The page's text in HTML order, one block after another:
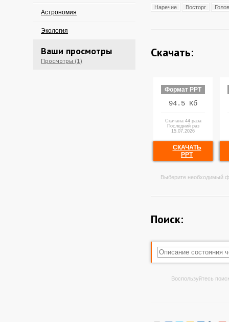
Астрономия
Экология
Ваши просмотры
Просмотры (1)
Наречие
Восторг
Скачать:
Формат PPT
94.5 Кб
Скачана 44 раза
Последний раз
15.07.2026
СКАЧАТЬ
PPT
Выберите необходимый
Поиск:
Воспользуйтесь